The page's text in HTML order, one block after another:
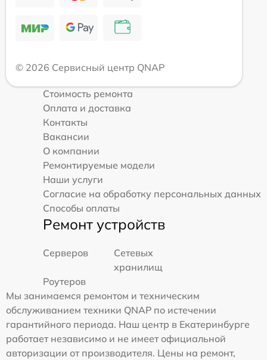
© 2026 Сервисный центр QNAP
Стоимость ремонта
Оплата и доставка
Контакты
Вакансии
О компании
Ремонтируемые модели
Наши услуги
Согласие на обработку персональных данных
Способы оплаты
Ремонт устройств
Серверов
Сетевых
хранилищ
Роутеров
Мы занимаемся ремонтом и техническим
обслуживанием техники QNAP по истечении
гарантийного периода. Наш центр в Екатеринбурге
работает независимо и не имеет официальной
авторизации от производителя. Цены на ремонт,